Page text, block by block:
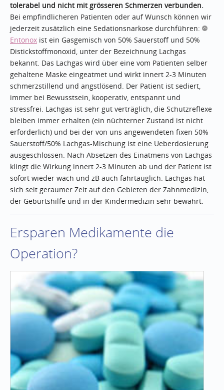
tolerabel und nicht mit grösseren Schmerzen verbunden.
Bei empfindlicheren Patienten oder auf Wunsch können wir
jederzeit zusätzlich eine Sedationsnarkose durchführen:
Entonox ist ein Gasgemisch von 50% Sauerstoff und 50%
Distickstoffmonoxid, unter der Bezeichnung Lachgas
bekannt. Das Lachgas wird über eine vom Patienten selber
gehaltene Maske eingeatmet und wirkt innert 2-3 Minuten
schmerzstillend und angstlösend. Der Patient ist sediert,
immer bei Bewusstsein, kooperativ, entspannt und
stressfrei. Lachgas ist sehr gut verträglich, die Schutzreflexe
bleiben immer erhalten (ein nüchterner Zustand ist nicht
erforderlich) und bei der von uns angewendeten fixen 50%
Sauerstoff/50% Lachgas-Mischung ist eine Ueberdosierung
ausgeschlossen. Nach Absetzen des Einatmens von Lachgas
klingt die Wirkung innert 2-3 Minuten ab und der Patient ist
sofort wieder wach und zB auch fahrtauglich. Lachgas hat
sich seit geraumer Zeit auf den Gebieten der Zahnmedizin,
der Geburtshilfe und in der Kindermedizin sehr bewährt.
Ersparen Medikamente die
Operation?